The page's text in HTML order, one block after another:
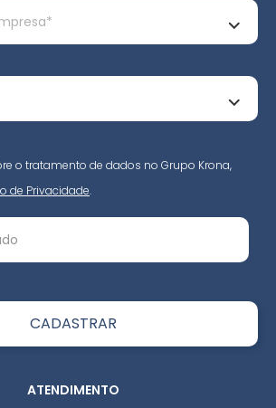
o tratamento de dados no Grupo Krona,
de Privacidade.
ATENDIMENTO